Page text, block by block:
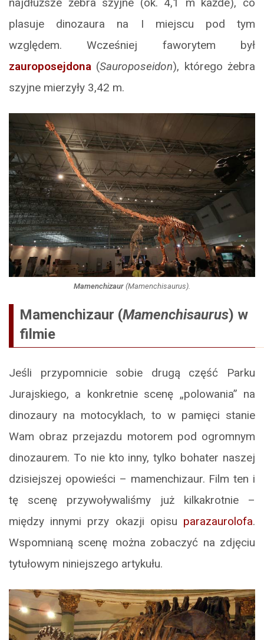
plasuje dinozaura na I miejscu pod tym
względem. Wcześniej faworytem był
zauroposejdona (Sauroposeidon), którego żebra
szyjne mierzyły 3,42 m.
Mamenchizaur (Mamenchisaurus).
Mamenchizaur (Mamenchisaurus) w
filmie
Jeśli przypomnicie sobie drugą część Parku
Jurajskiego, a konkretnie scenę „polowania” na
dinozaury na motocyklach, to w pamięci stanie
Wam obraz przejazdu motorem pod ogromnym
dinozaurem. To nie kto inny, tylko bohater naszej
dzisiejszej opowieści – mamenchizaur. Film ten i
tę scenę przywoływaliśmy już kilkakrotnie –
między innymi przy okazji opisu parazaurolofa.
Wspomnianą scenę można zobaczyć na zdjęciu
tytułowym niniejszego artykułu.